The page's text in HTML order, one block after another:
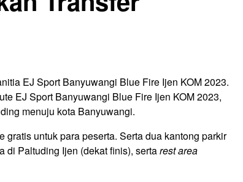
EJ Sport Banyuwangi Blue Fire Ijen KOM 2023.
EJ Sport Banyuwangi Blue Fire Ijen KOM 2023,
menuju kota Banyuwangi.
untuk para peserta. Serta dua kantong parkir
di Paltuding Ijen (dekat finis), sertarest area